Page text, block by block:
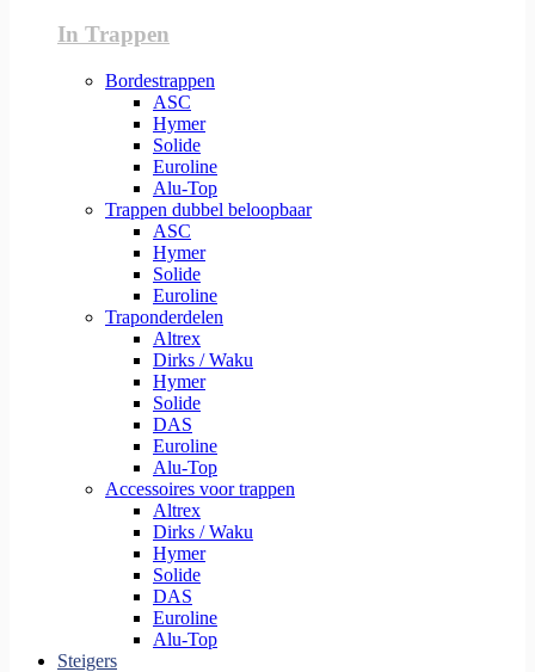
In Trappen
Bordestrappen
ASC
Hymer
Solide
Euroline
Alu-Top
Trappen dubbel beloopbaar
ASC
Hymer
Solide
Euroline
Traponderdelen
Altrex
Dirks / Waku
Hymer
Solide
DAS
Euroline
Alu-Top
Accessoires voor trappen
Altrex
Dirks / Waku
Hymer
Solide
DAS
Euroline
Alu-Top
Steigers